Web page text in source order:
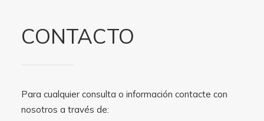
CONTACTO
Para cualquier consulta o información contacte con
nosotros a través de: